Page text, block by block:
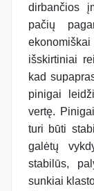
dirbančios
pačių
išskirtiniai
kad
pinigai
vertę.
turi būti
galėtų
stabilūs,
sunkiai